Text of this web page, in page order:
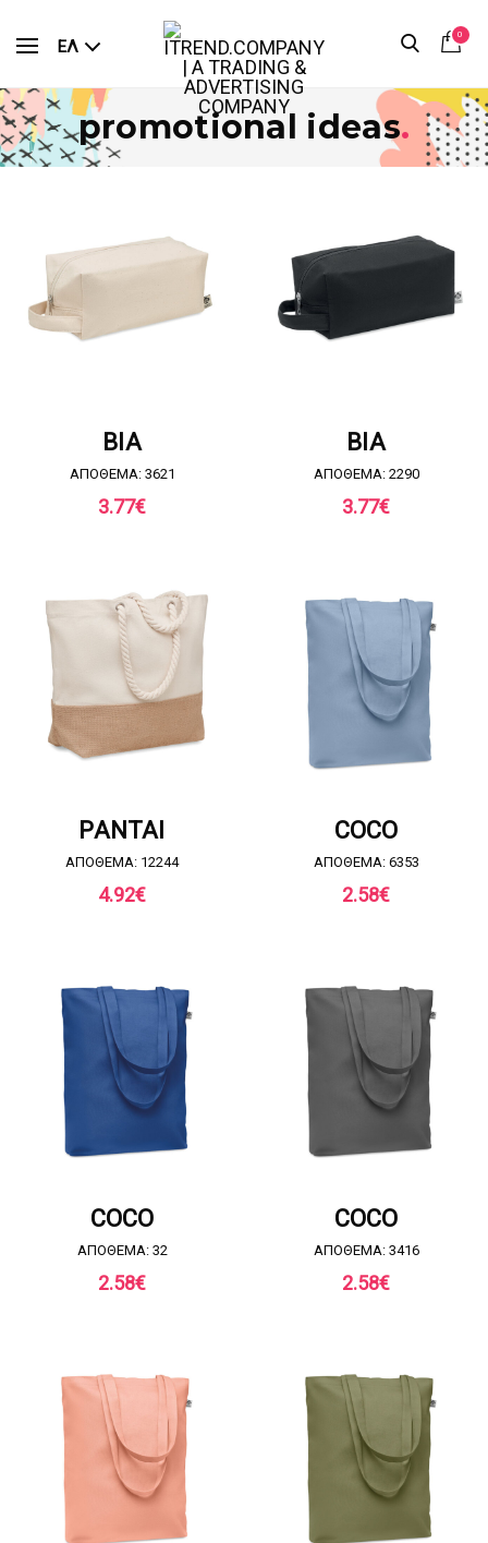
ΕΛ
0
promotional ideas.
BIA
ΑΠΟΘΕΜΑ: 3621
3.77€
BIA
ΑΠΟΘΕΜΑ: 2290
3.77€
PANTAI
ΑΠΟΘΕΜΑ: 12244
4.92€
COCO
ΑΠΟΘΕΜΑ: 6353
2.58€
COCO
ΑΠΟΘΕΜΑ: 32
2.58€
COCO
ΑΠΟΘΕΜΑ: 3416
2.58€